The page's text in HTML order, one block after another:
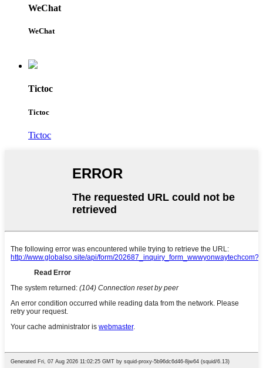
WeChat
WeChat
Tictoc
Tictoc
Tictoc